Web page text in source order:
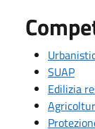
SUAP
Edilizia